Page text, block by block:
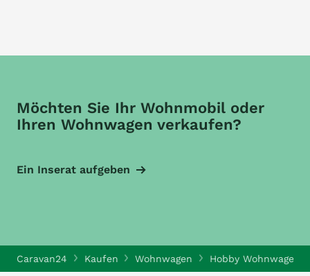
Möchten Sie Ihr Wohnmobil oder
Ihren Wohnwagen verkaufen?
Ein Inserat aufgeben
Caravan24 Kaufen Wohnwagen Hobby Wohnwagen